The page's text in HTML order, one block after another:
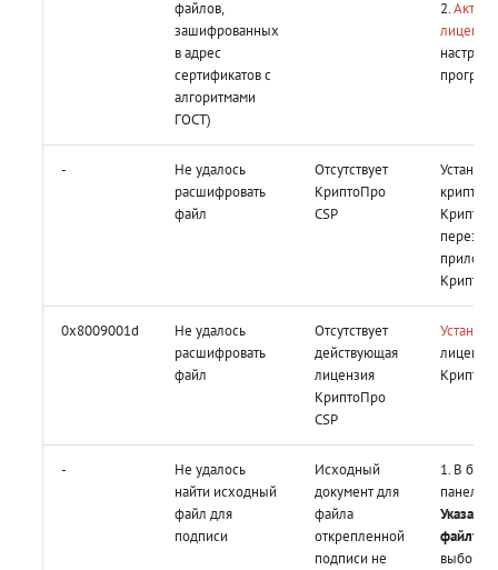
файлов,
зашифрованных
в адрес
сертификатов с
алгоритмами
ГОСТ)
2.
-
Не удалось
расшифровать
файл
Отсутствует
КриптоПро
CSP
0x8009001d
Не удалось
расшифровать
файл
Отсутствует
действующая
лицензия
КриптоПро
СSP
-
Не удалось
найти исходный
файл для
подписи
Исходный
документ для
файла
открепленной
подписи не
1. В
панели
Указать
файлу
выбора